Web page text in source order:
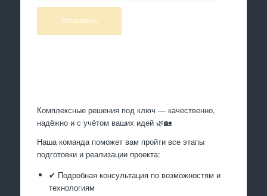
Комплексные решения под ключ — качественно,
надёжно и с учётом ваших идей 🌿🏡
Наша команда поможет вам пройти все этапы
подготовки и реализации проекта:
✔ Подробная консультация по возможностям и
технологиям